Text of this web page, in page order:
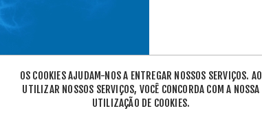
OS COOKIES AJUDAM-NOS A ENTREGAR NOSSOS SERVIÇOS. AO
UTILIZAR NOSSOS SERVIÇOS, VOCÊ CONCORDA COM A NOSSA
UTILIZAÇÃO DE COOKIES.